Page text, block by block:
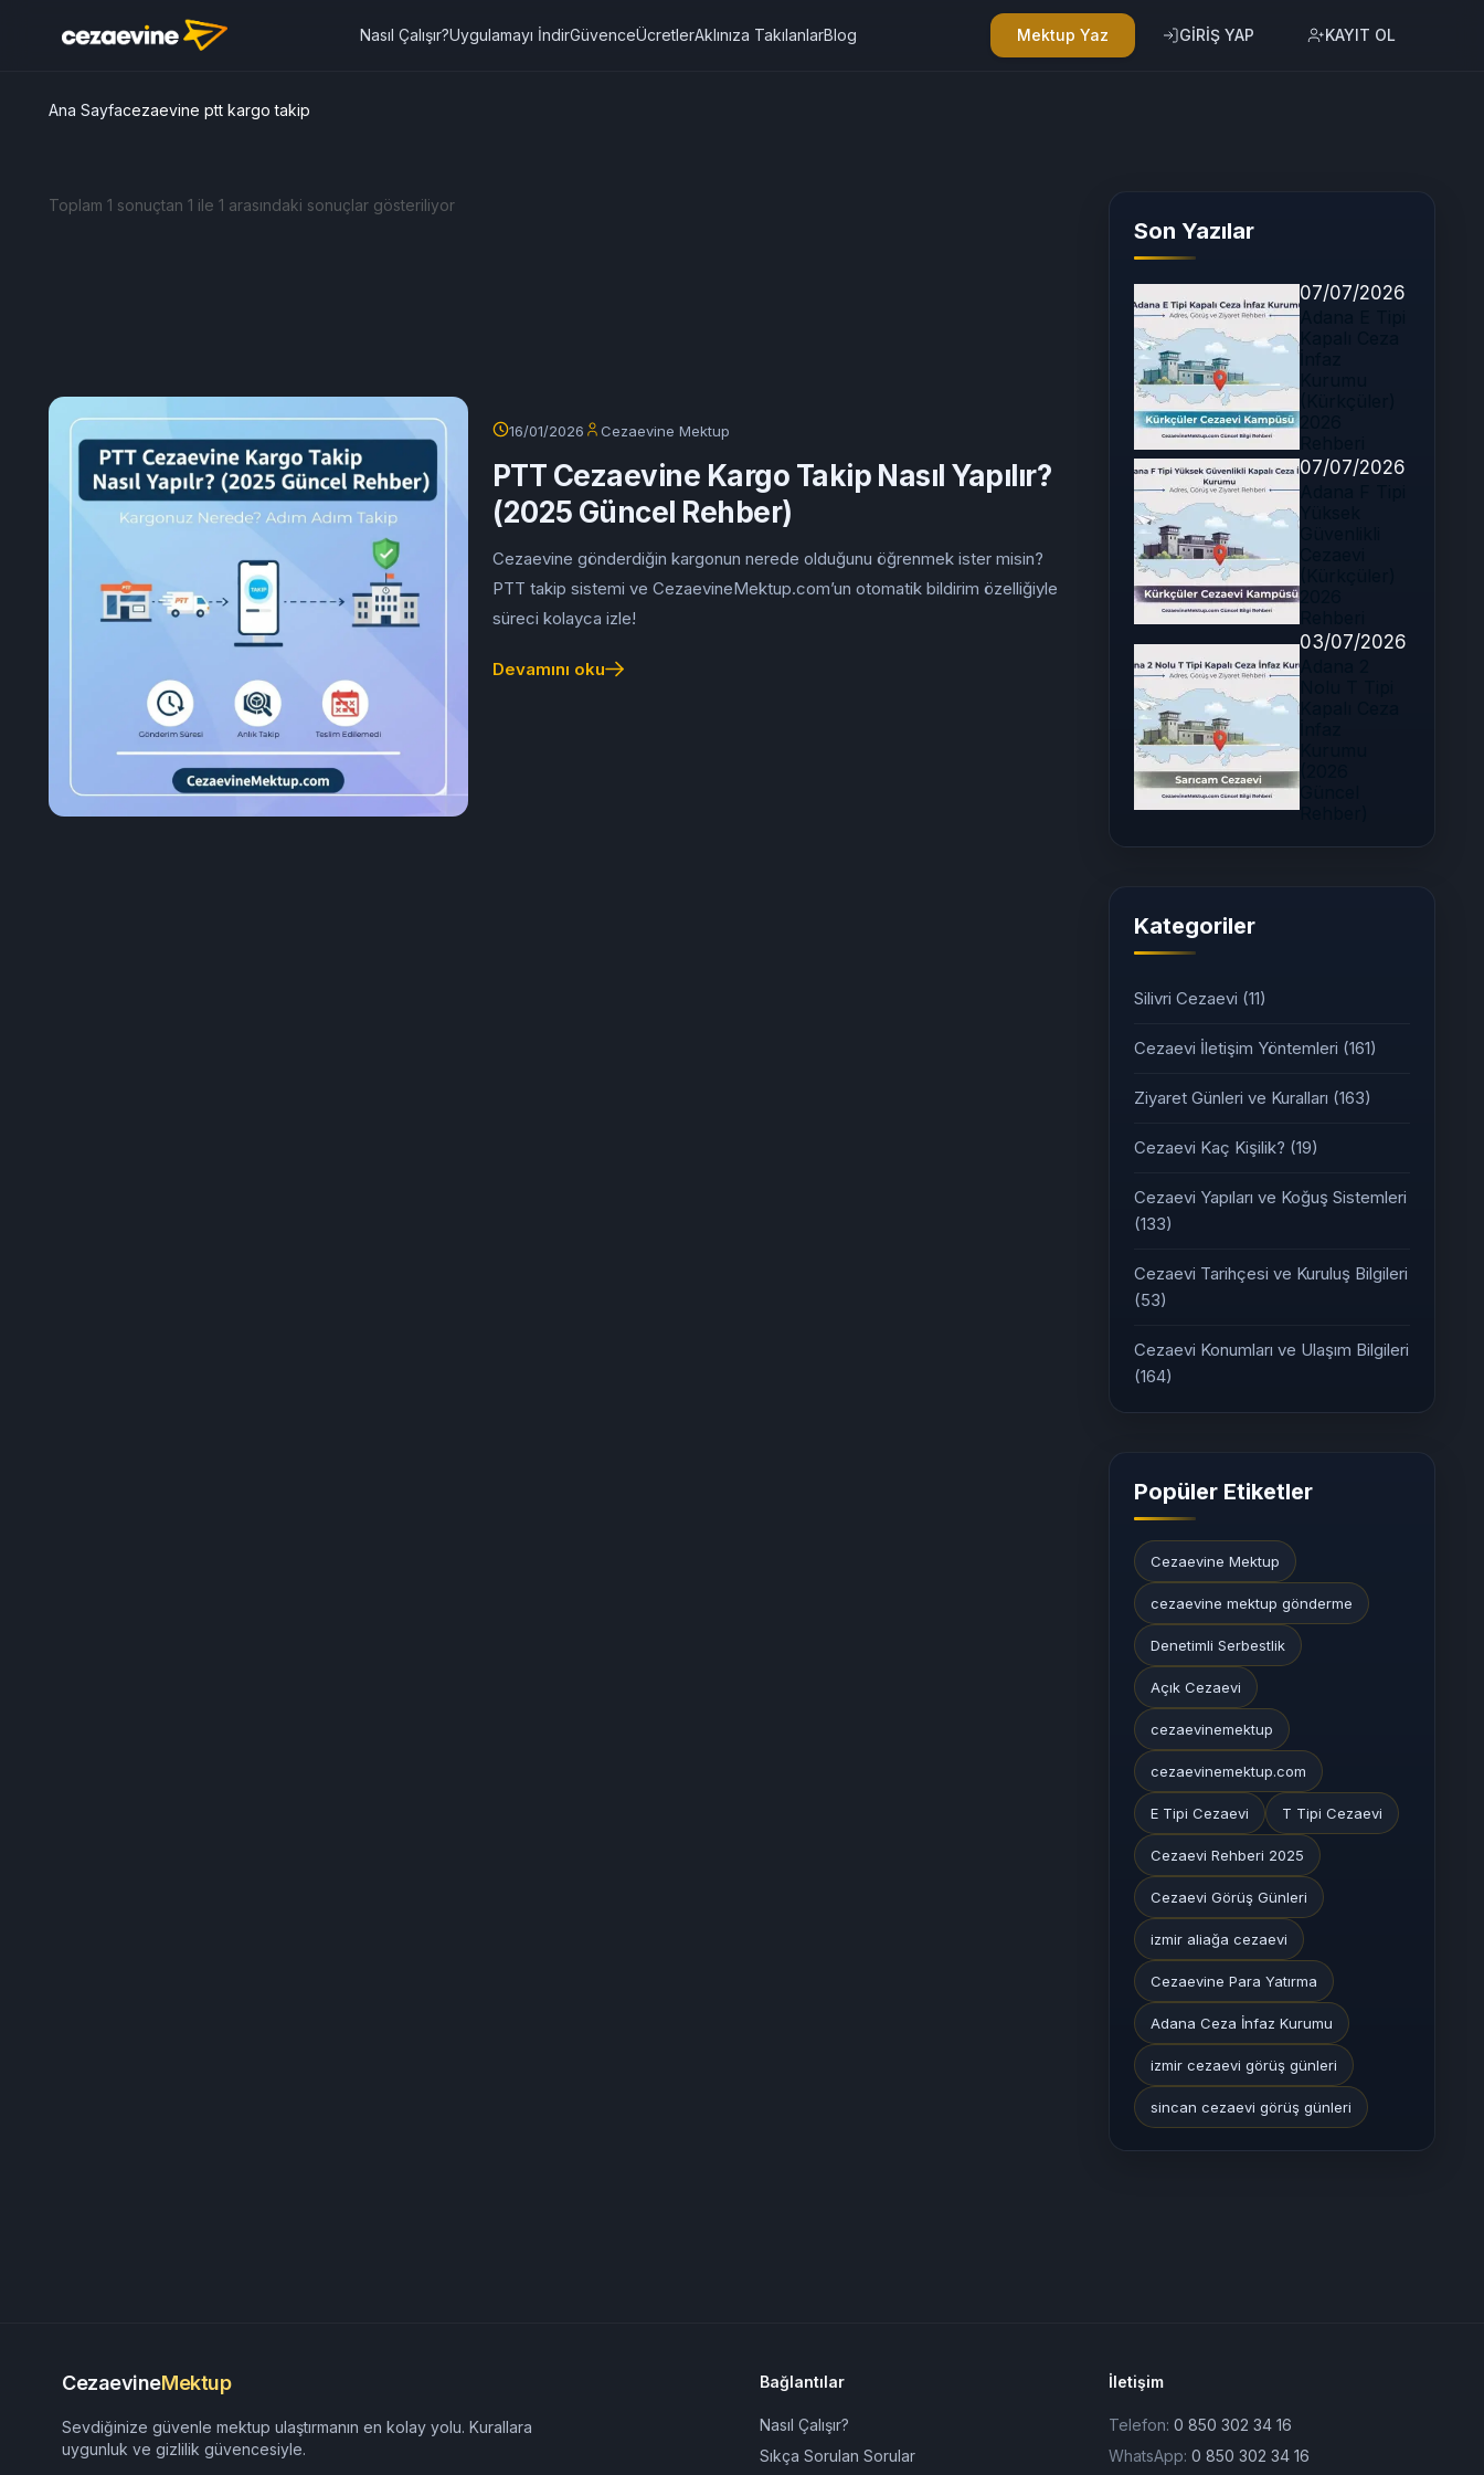
Nasıl Çalışır?Uygulamayı İndirGüvenceÜcretlerAklınıza TakılanlarBlog Mektup Yaz GİRİŞ YAP KAYIT OL
Ana Sayfacezaevine ptt kargo takip
Toplam 1 sonuçtan 1 ile 1 arasındaki sonuçlar gösteriliyor
16/01/2026 Cezaevine Mektup
PTT Cezaevine Kargo Takip Nasıl Yapılır?
(2025 Güncel Rehber)
Cezaevine gönderdiğin kargonun nerede olduğunu öğrenmek ister misin?
PTT takip sistemi ve CezaevineMektup.com’un otomatik bildirim özelliğiyle
süreci kolayca izle!
Devamını oku
Son Yazılar
07/07/2026
07/07/2026
03/07/2026
Kategoriler
Silivri Cezaevi (11)
Cezaevi İletişim Yöntemleri (161)
Ziyaret Günleri ve Kuralları (163)
Cezaevi Kaç Kişilik? (19)
Cezaevi Yapıları ve Koğuş Sistemleri
(133)
Cezaevi Tarihçesi ve Kuruluş Bilgileri
(53)
Cezaevi Konumları ve Ulaşım Bilgileri
(164)
Popüler Etiketler
Cezaevine Mektup
cezaevine mektup gönderme
Denetimli Serbestlik
Açık Cezaevi
cezaevinemektup
cezaevinemektup.com
E Tipi Cezaevi T Tipi Cezaevi
Cezaevi Rehberi 2025
Cezaevi Görüş Günleri
izmir aliağa cezaevi
Cezaevine Para Yatırma
Adana Ceza İnfaz Kurumu
izmir cezaevi görüş günleri
sincan cezaevi görüş günleri
CezaevineMektup
Sevdiğinize güvenle mektup ulaştırmanın en kolay yolu. Kurallara
uygunluk ve gizlilik güvencesiyle.
Bağlantılar
Nasıl Çalışır?
Sıkça Sorulan Sorular
İletişim
Telefon: 0 850 302 34 16
WhatsApp: 0 850 302 34 16